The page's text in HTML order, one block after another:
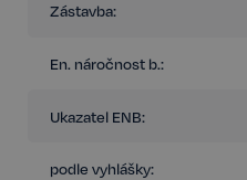
Zástavba:
En. náročnost b.:
Ukazatel ENB:
podle vyhlášky: